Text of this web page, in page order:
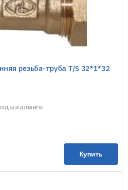
резьба-труба T/S 32*1*32
и шланги
Купить